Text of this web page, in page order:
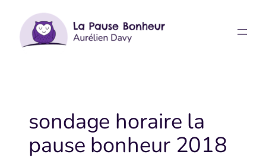
contenu
sondage horaire la
pause bonheur 2018